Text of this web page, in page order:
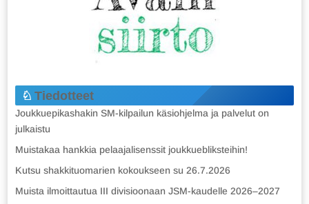
Tiedotteet
Joukkuepikashakin SM-kilpailun käsiohjelma ja palvelut on
julkaistu
Muistakaa hankkia pelaajalisenssit joukkuebliksteihin!
Kutsu shakkituomarien kokoukseen su 26.7.2026
Muista ilmoittautua III divisioonaan JSM-kaudelle 2026–2027